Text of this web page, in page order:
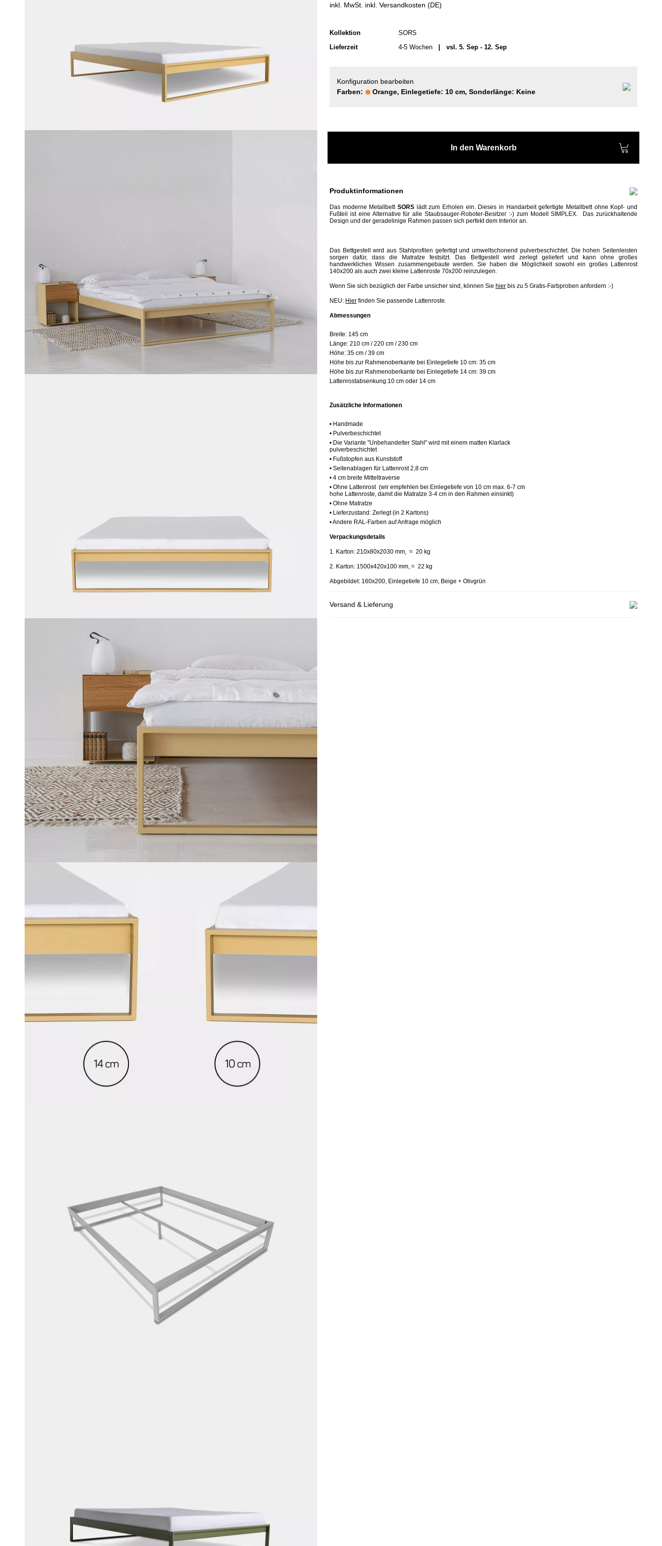
inkl. MwSt. inkl. Versandkosten (DE)
Kollektion
SORS
Lieferzeit
4-5 Wochen | vsl. 5. Sep - 12. Sep
Konfiguration bearbeiten
Farben:
Orange, Einlegetiefe: 10 cm, Sonderlänge: Keine
In den Warenkorb
Produktinformationen
Das moderne Metallbett SORS lädt zum Erholen ein. Dieses in Handarbeit gefertigte Metallbett ohne Kopf- und
Fußteil ist eine Alternative für alle Staubsauger-Roboter-Besitzer :-) zum Modell SIMPLEX.
Das zurückhaltende
Design und der geradelinige Rahmen passen sich perfekt dem Interior an.
Das Bettgestell wird aus Stahlprofilen gefertigt und umweltschonend pulverbeschichtet. Die hohen Seitenleisten
sorgen dafür, dass die Matratze festsitzt.
Das Bettgestell wird zerlegtgeliefert und kann ohne großes
handwerkliches Wissen zusammengebaute werden.Sie haben die Möglichkeit sowohl ein großes Lattenrost
140x200 als auch zwei kleine Lattenroste 70x200 reinzulegen.
Wenn Sie sich bezüglich der Farbe unsicher sind, können Sie hier bis zu 5 Gratis-Farbproben anfordern :-)
NEU: Hier finden Sie passende Lattenroste.
Abmessungen
Breite: 145 cm
Länge: 210 cm / 220 cm / 230 cm
Höhe: 35 cm / 39 cm
Höhe bis zur Rahmenoberkante bei Einlegetiefe 10 cm: 35 cm
Höhe bis zur Rahmenoberkante bei Einlegetiefe 14 cm: 39 cm
Lattenrostabsenkung:10 cm oder 14 cm
Zusätzliche Informationen
• Handmade
• Pulverbeschichtet
• Die Variante "Unbehandelter Stahl" wird mit einem matten Klarlack
pulverbeschichtet
• Fußstopfen aus Kunststoff
• Seitenablagen für Lattenrost 2,8 cm
• 4 cm breite Mitteltraverse
• Ohne Lattenrost (wir empfehlen bei Einlegetiefe von 10 cm max. 6-7 cm
hohe Lattenroste, damit die Matratze 3-4 cm in den Rahmen einsinkt)
• Ohne Matratze
• Lieferzustand: Zerlegt (in 2 Kartons)
• Andere RAL-Farben auf Anfrage möglich
Verpackungsdetails
1. Karton: 210x80x2030 mm, ≈ 20 kg
2. Karton: 1500x420x100 mm, ≈ 22 kg
Abgebildet: 160x200, Einlegetiefe 10 cm, Beige + Olivgrün
Versand & Lieferung